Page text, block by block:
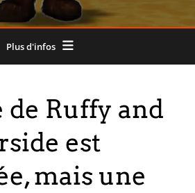
Plus d'infos
de Ruffy and
est
mais une